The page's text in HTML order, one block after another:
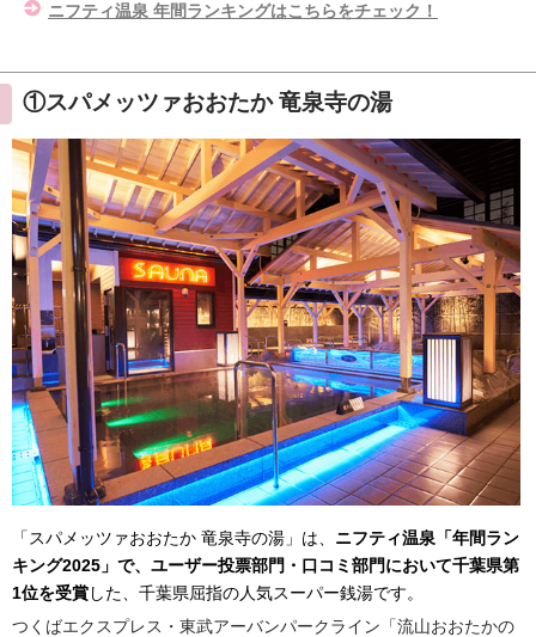
ニフティ温泉 年間ランキングはこちらをチェック！
①スパメッツァおおたか 竜泉寺の湯
「スパメッツァおおたか 竜泉寺の湯」は、 ニフティ温泉「年間ラン
キング2025」で、ユーザー投票部門・口コミ部門において千葉県第
1位を受賞した、千葉県屈指の人気スーパー銭湯です。
つくばエクスプレス・東武アーバンパークライン「流山おおたかの